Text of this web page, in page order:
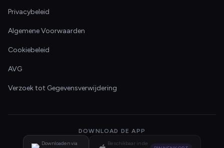
Privacybeleid
Algemene Voorwaarden
Cookiebeleid
AVG
Verzoek tot Gegevensverwijdering
DOWNLOAD DE APP
Downloaden via Beschikbaar in de